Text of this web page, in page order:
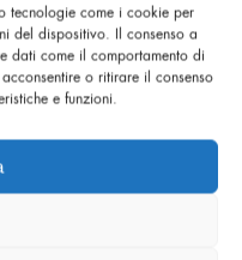
tecnologie come i cookie per
del dispositivo. Il consenso a
dati come il comportamento di
o ritirare il consenso
e funzioni.
a stainless steel outer
borosilicate glass.